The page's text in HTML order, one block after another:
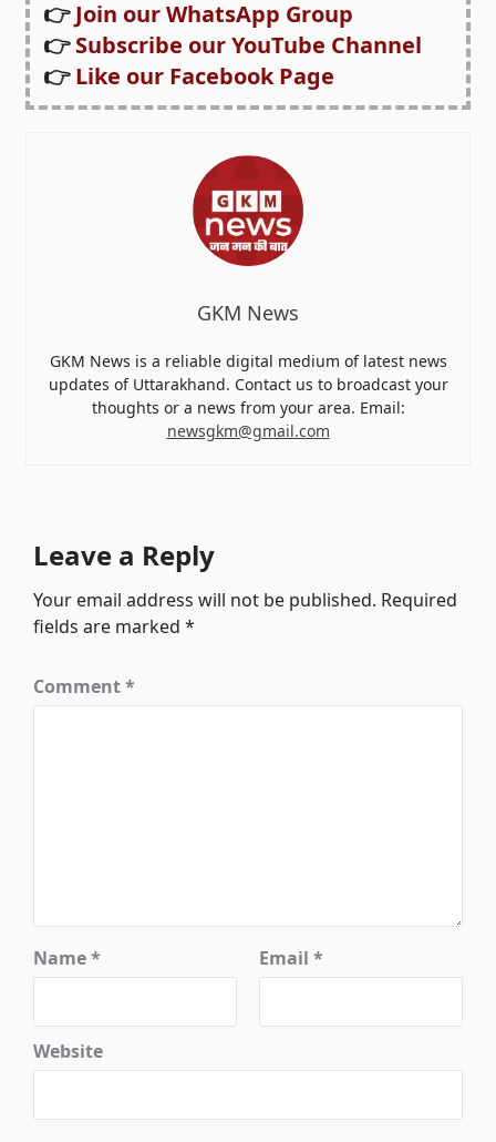
👉Join our WhatsApp Group
👉Subscribe our YouTube Channel
👉Like our Facebook Page
GKM News
GKM News is a reliable digital medium of latest news
updates of Uttarakhand. Contact us to broadcast your
thoughts or a news from your area. Email:
newsgkm@gmail.com
Leave a Reply
Your email address will not be published. Required
fields are marked*
Comment*
Name* Email *
Website